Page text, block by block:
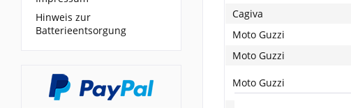
Hinweis zur
Batterieentsorgung
Cagiva
Moto Guzzi
Moto Guzzi
Moto Guzzi